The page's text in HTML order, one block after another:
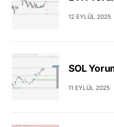
12 EYLÜL 2025
SOL
11 EYLÜL 2025